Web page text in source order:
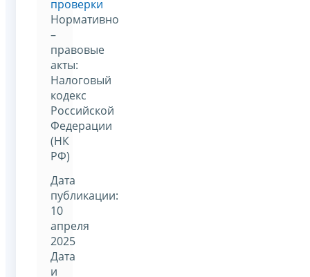
проверки
Нормативно
–
правовые
акты:
Налоговый
кодекс
Российской
Федерации
(НК
РФ)
Дата
публикации:
10
апреля
2025
Дата
и